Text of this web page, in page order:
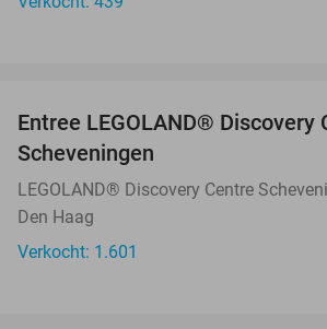
Entree LEGOLAND® Discovery
Scheveningen
LEGOLAND® Discovery Centre
Den Haag
Verkocht: 1.601